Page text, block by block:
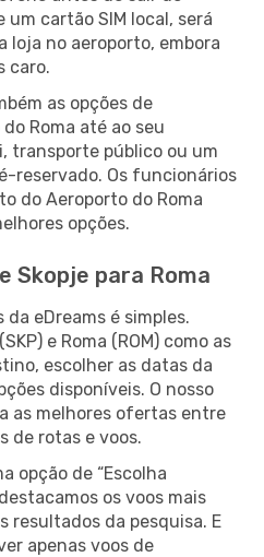
um cartão SIM local, será
loja no aeroporto, embora
caro.
as opções de
Roma até ao seu
transporte público ou um
reservado. Os funcionários
do Aeroporto do Roma
opções.
Skopje para Roma
eDreams é simples.
e Roma (ROM) como as
escolher as datas da
disponíveis. O nosso
as melhores ofertas entre
de rotas e voos.
opção de “Escolha
os voos mais
resultados da pesquisa. E
apenas voos de